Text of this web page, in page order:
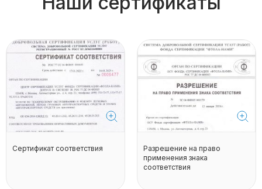
Сертификат соответствия
Разрешение на право
применения знака
соответствия